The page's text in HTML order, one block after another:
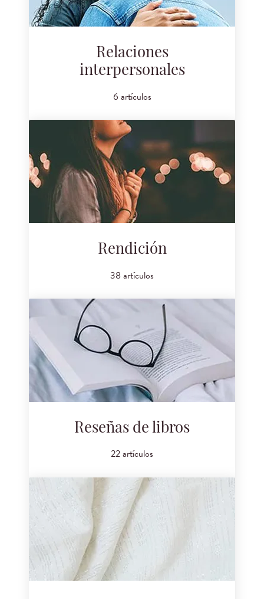
Relaciones
interpersonales
6 artículos
Rendición
38 artículos
Reseñas de libros
22 artículos